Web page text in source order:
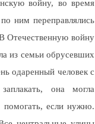
войну, во время
ним переправлялись
Отечественную войну
из семьи обрусевших
одаренный человек с
она могла
помогать, если нужно.